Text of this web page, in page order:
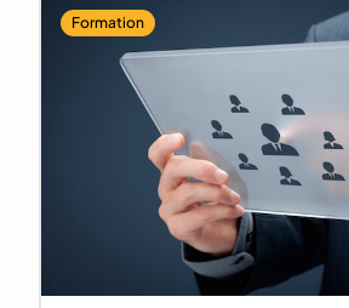
Formation